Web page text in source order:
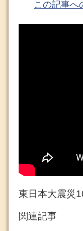
この記事へ
東日本大震災
関連記事